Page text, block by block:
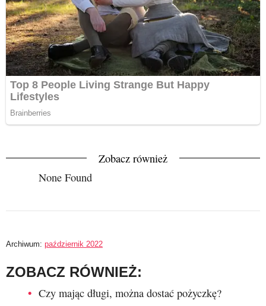
Zobacz również
None Found
Archiwum: październik 2022
ZOBACZ RÓWNIEŻ:
Czy mając długi, można dostać pożyczkę?